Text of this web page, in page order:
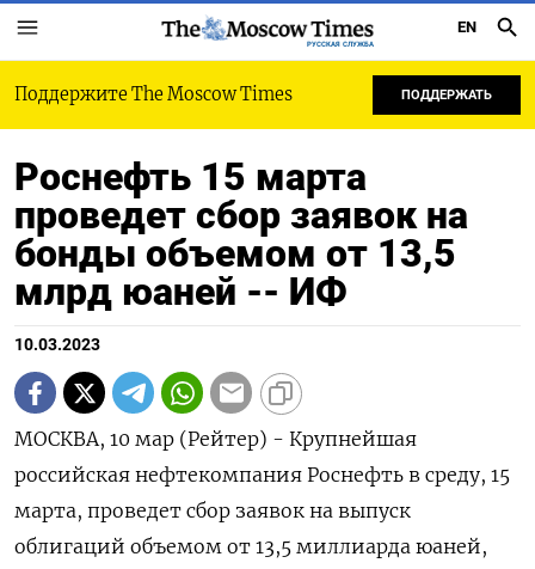
РУССКАЯ СЛУЖБА
EN
Поддержите The Moscow Times ПОДДЕРЖАТЬ
Роснефть 15 марта
проведет сбор заявок на
бонды объемом от 13,5
млрд юаней -- ИФ
10.03.2023
МОСКВА, 10 мар (Рейтер) - Крупнейшая
российская нефтекомпания Роснефть в среду, 15
марта, проведет сбор заявок на выпуск
облигаций объемом от 13,5 миллиарда юаней,